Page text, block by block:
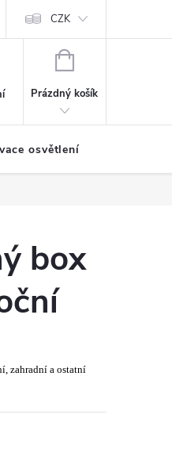
vaše objednávky
CZK
NÁKUPNÍ
Prázdný košík
osvětlení
box
zahradní a ostatní